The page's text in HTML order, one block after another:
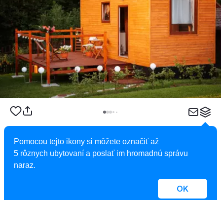
Malý kúsok raja
Maringotka , Reľov, Slovensko
3 osoby, 18 m
Pomocou tejto ikony si môžete označiť až
5 rôznych ubytovaní a poslať im hromadnú správu
naraz.
OK